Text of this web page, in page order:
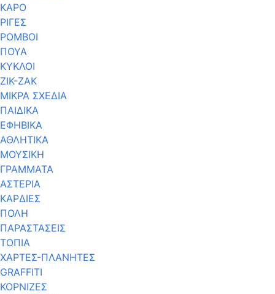
ΚΑΡΟ
ΡΙΓΕΣ
ΡΟΜΒΟΙ
ΠΟΥΑ
ΚΥΚΛΟΙ
ΖΙΚ-ΖΑΚ
ΜΙΚΡΑ ΣΧΕΔΙΑ
ΠΑΙΔΙΚΑ
ΕΦΗΒΙΚΑ
ΑΘΛΗΤΙΚΑ
ΜΟΥΣΙΚΗ
ΓΡΑΜΜΑΤΑ
ΑΣΤΕΡΙΑ
ΚΑΡΔΙΕΣ
ΠΟΛΗ
ΠΑΡΑΣΤΑΣΕΙΣ
ΤΟΠΙΑ
ΧΑΡΤΕΣ-ΠΛΑΝΗΤΕΣ
GRAFFITI
ΚΟΡΝΙΖΕΣ